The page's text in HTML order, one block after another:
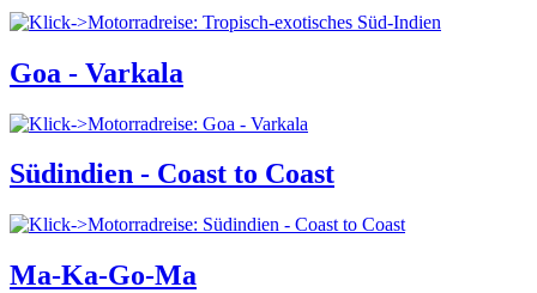
Goa - Varkala
Südindien - Coast to Coast
Ma-Ka-Go-Ma